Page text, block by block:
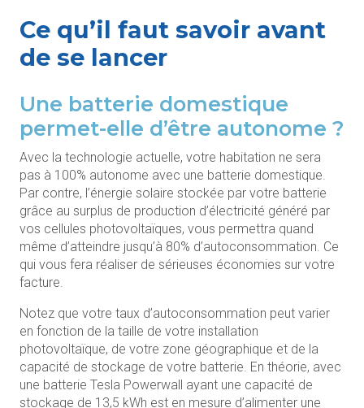
Ce qu’il faut savoir avant
de se lancer
Une batterie domestique
permet-elle d’être autonome ?
Avec la technologie actuelle, votre habitation ne sera
pas à 100% autonome avec une batterie domestique.
Par contre, l’énergie solaire stockée par votre batterie
grâce au surplus de production d’électricité généré par
vos cellules photovoltaïques, vous permettra quand
même d’atteindre jusqu’à 80% d’autoconsommation. Ce
qui vous fera réaliser de sérieuses économies sur votre
facture.
Notez que votre taux d’autoconsommation peut varier
en fonction de la taille de votre installation
photovoltaïque, de votre zone géographique et de la
capacité de stockage de votre batterie. En théorie, avec
une batterie Tesla Powerwall ayant une capacité de
stockage de 13,5 kWh est en mesure d’alimenter une